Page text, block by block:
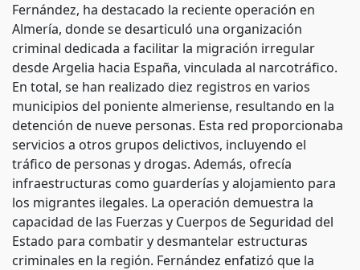
Fernández, ha destacado la reciente operación en
Almería, donde se desarticuló una organización
criminal dedicada a facilitar la migración irregular
desde Argelia hacia España, vinculada al narcotráfico.
En total, se han realizado diez registros en varios
municipios del poniente almeriense, resultando en la
detención de nueve personas. Esta red proporcionaba
servicios a otros grupos delictivos, incluyendo el
tráfico de personas y drogas. Además, ofrecía
infraestructuras como guarderías y alojamiento para
los migrantes ilegales. La operación demuestra la
capacidad de las Fuerzas y Cuerpos de Seguridad del
Estado para combatir y desmantelar estructuras
criminales en la región. Fernández enfatizó que la